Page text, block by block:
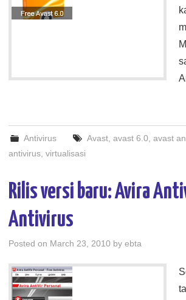
Antivirus Avast, avast 6.0 avast
antivirus virtualisasi
Rilis versi baru: Avira
Antivirus
Posted on March 23, 2010 by ebta